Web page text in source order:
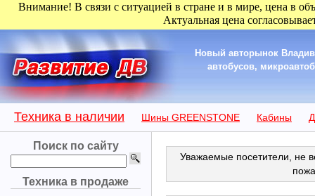
Внимание! В связи с ситуацией в стране и в мире, цена в
Актуальная цена
Новый авторынок
автобусов,
Техника в наличии Шины GREENSTONE Кабины
Поиск по сайту
Техника в продаже
Уважаемые посетители, не